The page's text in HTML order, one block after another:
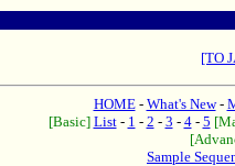
[TO
HOME- What's New-
[Basic] List- 1 - 2 - 3 - 4- 5
Sample